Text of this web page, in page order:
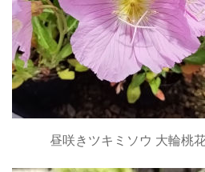
昼咲きツキミソウ 大輪桃